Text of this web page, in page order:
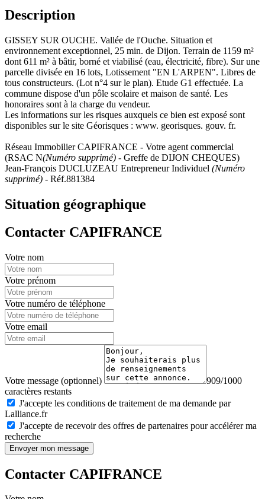
Description
GISSEY SUR OUCHE. Vallée de l'Ouche. Situation et
environnement exceptionnel, 25 min. de Dijon. Terrain de 1159 m²
dont 611 m² à bâtir, borné et viabilisé (eau, électricité, fibre). Sur une
parcelle divisée en 16 lots, Lotissement "EN L'ARPEN". Libres de
tous constructeurs. (Lot n°4 sur le plan). Etude G1 effectuée. La
commune dispose d'un pôle scolaire et maison de santé. Les
honoraires sont à la charge du vendeur.
Les informations sur les risques auxquels ce bien est exposé sont
disponibles sur le site Géorisques : www. georisques. gouv. fr.
Réseau Immobilier CAPIFRANCE - Votre agent commercial
(RSAC N(Numéro supprimé) - Greffe de DIJON CHEQUES)
Jean-François DUCLUZEAU Entrepreneur Individuel (Numéro
supprimé) - Réf.881384
Situation géographique
Contacter CAPIFRANCE
Votre nom
Votre prénom
Votre numéro de téléphone
Votre email
Votre message (optionnel)
909/1000
caractères restants
J'accepte les conditions de traitement de ma demande par
Lalliance.fr
J'accepte de recevoir des offres de partenaires pour accélérer ma
recherche
Envoyer mon message
Contacter CAPIFRANCE